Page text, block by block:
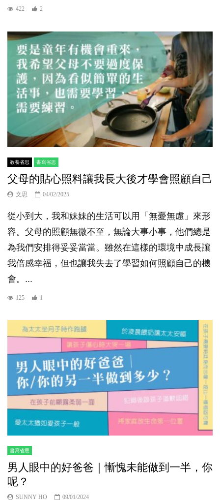
422 2
教養省思 書寫省思
父母的貼心照料讓我長大後才學會照顧自己
文思 04/02/2025
從小到大，我和妹妹的生活可以用「無憂無慮」來形
容。父母的照顧無微不至，無論大事小事，他們總是
為我們安排得妥妥當當。雖然在這樣的環境中成長讓
我倍感幸福，但也讓我失去了學習如何照顧自己的機
會。...
125 1
書寫省思
男人眼中的好爸爸｜慚愧未能做到一半，你
呢？
SUNNY HO 09/01/2024